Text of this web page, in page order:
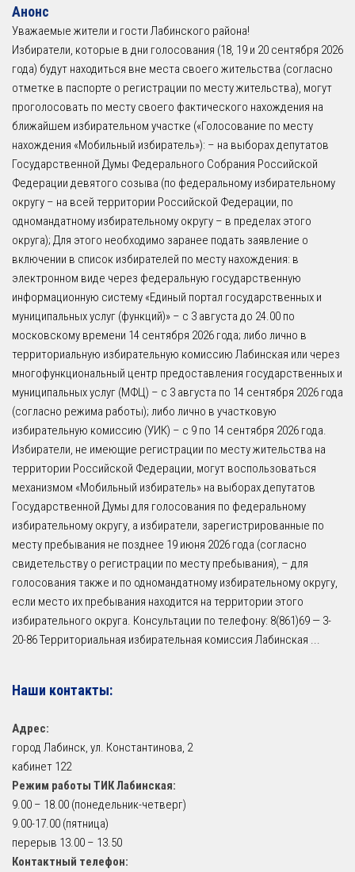
Анонс
Уважаемые жители и гости Лабинского района!
Избиратели, которые в дни голосования (18, 19 и 20 сентября 2026
года) будут находиться вне места своего жительства (согласно
отметке в паспорте о регистрации по месту жительства), могут
проголосовать по месту своего фактического нахождения на
ближайшем избирательном участке («Голосование по месту
нахождения «Мобильный избиратель»): – на выборах депутатов
Государственной Думы Федерального Собрания Российской
Федерации девятого созыва (по федеральному избирательному
округу – на всей территории Российской Федерации, по
одномандатному избирательному округу – в пределах этого
округа); Для этого необходимо заранее подать заявление о
включении в список избирателей по месту нахождения: в
электронном виде через федеральную государственную
информационную систему «Единый портал государственных и
муниципальных услуг (функций)» – с 3 августа до 24.00 по
московскому времени 14 сентября 2026 года; либо лично в
территориальную избирательную комиссию Лабинская или через
многофункциональный центр предоставления государственных и
муниципальных услуг (МФЦ) – с 3 августа по 14 сентября 2026 года
(согласно режима работы); либо лично в участковую
избирательную комиссию (УИК) – с 9 по 14 сентября 2026 года.
Избиратели, не имеющие регистрации по месту жительства на
территории Российской Федерации, могут воспользоваться
механизмом «Мобильный избиратель» на выборах депутатов
Государственной Думы для голосования по федеральному
избирательному округу, а избиратели, зарегистрированные по
месту пребывания не позднее 19 июня 2026 года (согласно
свидетельству о регистрации по месту пребывания), – для
голосования также и по одномандатному избирательному округу,
если место их пребывания находится на территории этого
избирательного округа. Консультации по телефону: 8(861)69 — 3-
20-86 Территориальная избирательная комиссия Лабинская ...
Наши контакты:
Адрес:
город Лабинск, ул. Константинова, 2
кабинет 122
Режим работы ТИК Лабинская:
9.00 – 18.00 (понедельник-четверг)
9.00-17.00 (пятница)
перерыв 13.00 – 13.50
Контактный телефон: